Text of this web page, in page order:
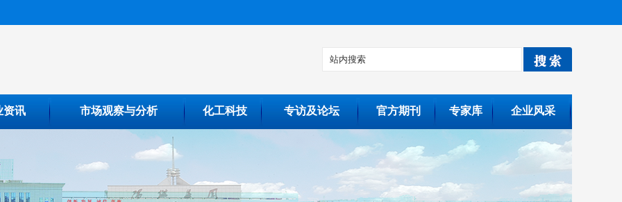
资讯 市场观察与分析 化工科技 专访及论坛 官方期刊 专家库 企业风采